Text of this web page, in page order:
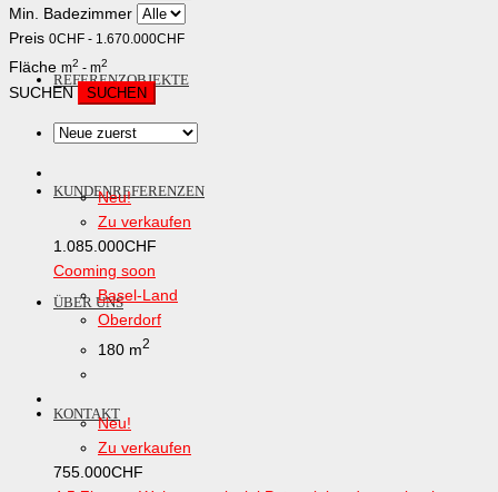
REFERENZOBJEKTE
KUNDENREFERENZEN
ÜBER UNS
KONTAKT
Min. Badezimmer
Preis 0CHF - 1.670.000CHF
Fläche m2 - m2
SUCHEN
Neu!
Zu verkaufen
1.085.000CHF
Cooming soon
Basel-Land
Oberdorf
180 m2
Neu!
Zu verkaufen
755.000CHF